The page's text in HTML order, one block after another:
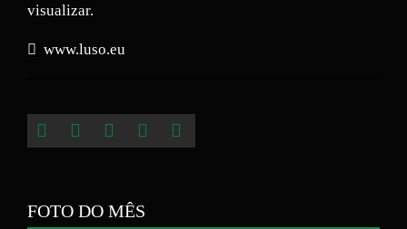
visualizar.
www.luso.eu
FOTO DO MÊS